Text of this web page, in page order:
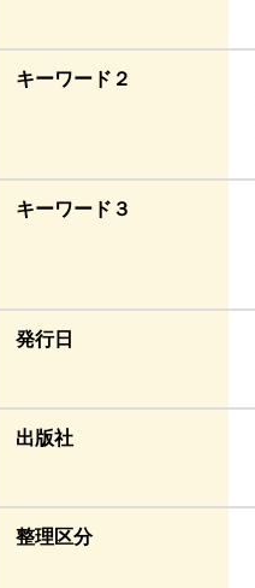
キーワード２
キーワード３
発行日
出版社
整理区分